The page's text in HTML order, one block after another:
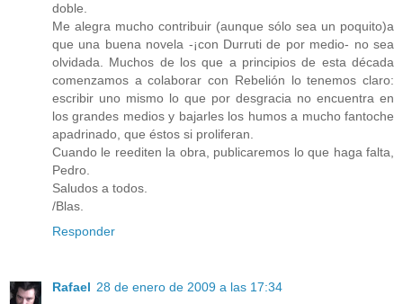
doble.
Me alegra mucho contribuir (aunque sólo sea un poquito)a
que una buena novela -¡con Durruti de por medio- no sea
olvidada. Muchos de los que a principios de esta década
comenzamos a colaborar con Rebelión lo tenemos claro:
escribir uno mismo lo que por desgracia no encuentra en
los grandes medios y bajarles los humos a mucho fantoche
apadrinado, que éstos si proliferan.
Cuando le reediten la obra, publicaremos lo que haga falta,
Pedro.
Saludos a todos.
/Blas.
Responder
Rafael 28 de enero de 2009 a las 17:34